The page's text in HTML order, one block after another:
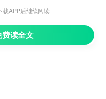
向西，曹彬向南。
了，忽然有点羡慕他们的
载APP后继续阅读
读全文